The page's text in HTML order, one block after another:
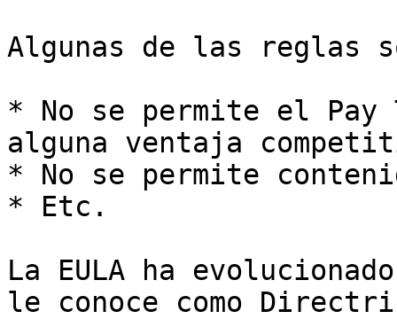
Algunas de las reglas
* No se permite el Pay
alguna ventaja
* No se permite
* Etc.
La EULA ha
le conoce como